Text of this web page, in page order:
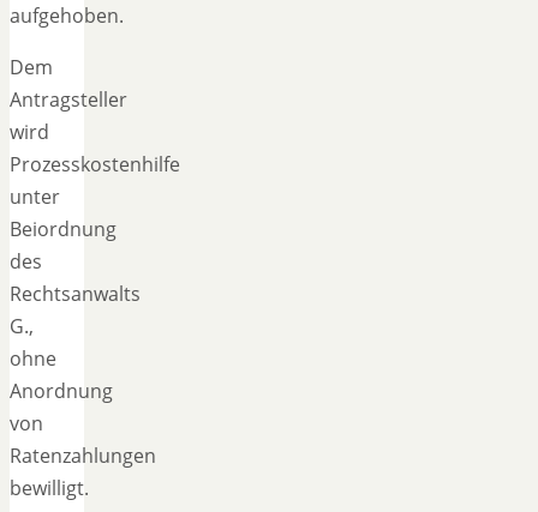
aufgehoben.
Dem
Antragsteller
wird
Prozesskostenhilfe
unter
Beiordnung
des
Rechtsanwalts
G.,
ohne
Anordnung
von
Ratenzahlungen
bewilligt.